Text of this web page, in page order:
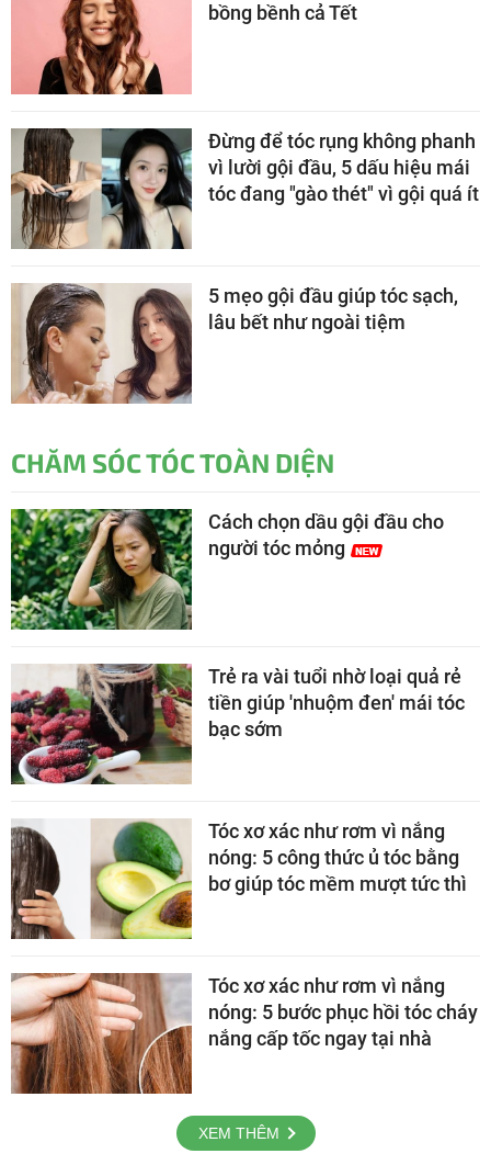
bồng bềnh cả Tết
Đừng để tóc rụng không phanh
vì lười gội đầu, 5 dấu hiệu mái
tóc đang "gào thét" vì gội quá ít
5 mẹo gội đầu giúp tóc sạch,
lâu bết như ngoài tiệm
CHĂM SÓC TÓC TOÀN DIỆN
Cách chọn dầu gội đầu cho
người tóc mỏng
Trẻ ra vài tuổi nhờ loại quả rẻ
tiền giúp 'nhuộm đen' mái tóc
bạc sớm
Tóc xơ xác như rơm vì nắng
nóng: 5 công thức ủ tóc bằng
bơ giúp tóc mềm mượt tức thì
Tóc xơ xác như rơm vì nắng
nóng: 5 bước phục hồi tóc cháy
nắng cấp tốc ngay tại nhà
XEM THÊM